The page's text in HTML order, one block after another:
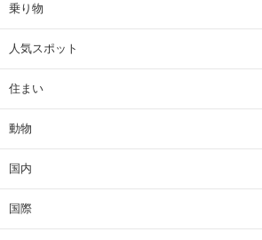
乗り物
人気スポット
住まい
動物
国内
国際